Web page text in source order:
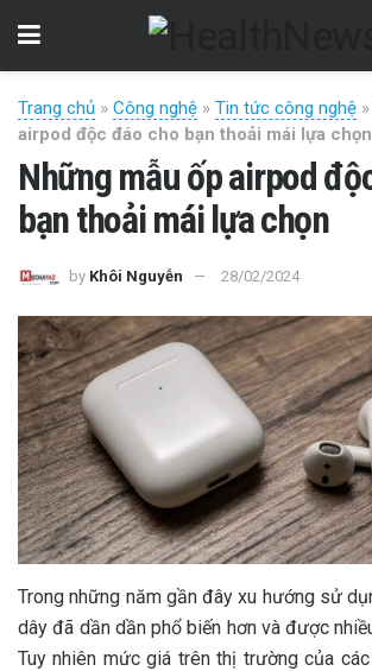
Trang chủ » Công nghệ » Tin tức công nghệ »
airpod độc đáo cho bạn thoải mái lựa chọn
Những mẫu ốp airpod
bạn thoải mái lựa chọn
by Khôi Nguyễn 28/02/2024
Trong những năm gần đây xu hướng sử
dây đã dần dần phổ biến hơn và được
Tuy nhiên mức giá trên thị trường của